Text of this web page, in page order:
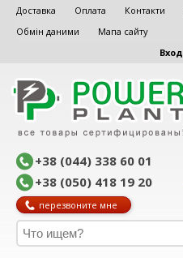
Доставка Оплата Контакти
Обмін даними
Мапа сайту
Вход
+38 (044) 338 60 01
+38 (050) 418 19 20
перезвоните мне